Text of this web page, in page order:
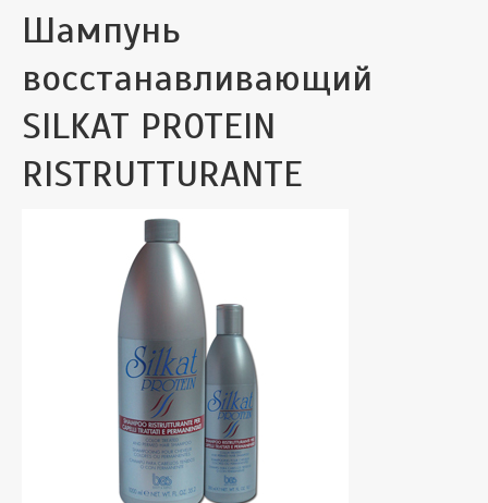
Шампунь
восстанавливающий
SILKAT PROTEIN
RISTRUTTURANTE